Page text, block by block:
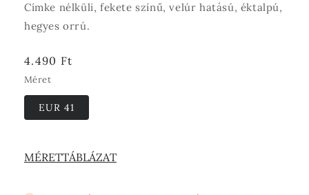
Címke nélküli, fekete színű, velúr hatású, éktalpú,
hegyes orrú.
Normál
ár
4.490 Ft
Méret
EUR 41
MÉRETTÁBLÁZAT